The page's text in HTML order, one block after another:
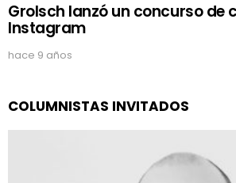
Grolsch lanzó un concurso de
Instagram
hace 9 años
COLUMNISTAS INVITADOS